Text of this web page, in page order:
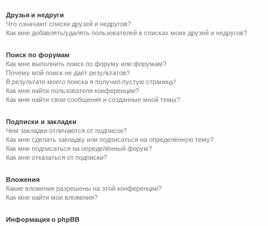
Друзья и недруги
Что означают списки друзей и недругов?
Как мне добавлять/удалять пользователей в списках моих друзей и недругов?
Поиск по форумам
Как мне выполнить поиск по форуму или форумам?
Почему мой поиск не даёт результатов?
В результате моего поиска я получил пустую страницу!
Как мне найти пользователя конференции?
Как мне найти свои сообщения и созданные мной темы?
Подписки и закладки
Чем закладки отличаются от подписок?
Как мне сделать закладку или подписаться на определённую тему?
Как мне подписаться на определённый форум?
Как мне отказаться от подписки?
Вложения
Какие вложения разрешены на этой конференции?
Как мне найти мои вложения?
Информация о phpBB